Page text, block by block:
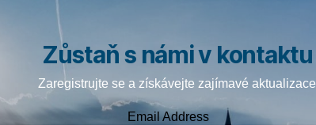
Zůstaň s námi v kontaktu
Zaregistrujte se a získávejte zajímavé aktualizace
Email Address